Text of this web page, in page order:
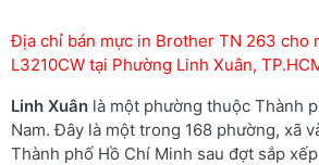
Địa chỉ bán mực in Brother TN 263 cho
L3210CW tại Phường Linh Xuân,
Linh Xuân là một phường thuộc Thành
Nam. Đây là một trong 168 phường, xã
Thành phố Hồ Chí Minh sau đợt sắp